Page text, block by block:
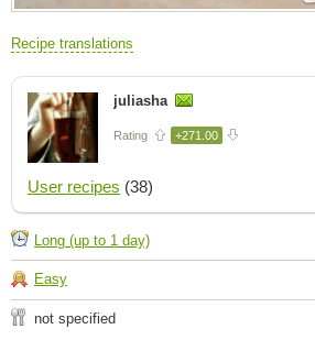
Recipe translations
juliasha
Rating +271.00
User recipes (38)
Long (up to 1 day)
Easy
not specified